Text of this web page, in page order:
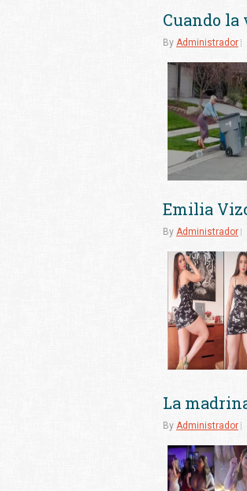
Cuando la
By Administrador
Emilia
By Administrador
La
By Administrador